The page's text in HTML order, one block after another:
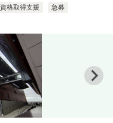
資格取得支援 急募